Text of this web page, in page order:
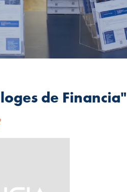
de Financia"